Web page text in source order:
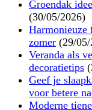
Groendak
(30/05/2026)
Harmonieuze
zomer (29/
Veranda als
decoratietips
Geef je
voor betere
Moderne